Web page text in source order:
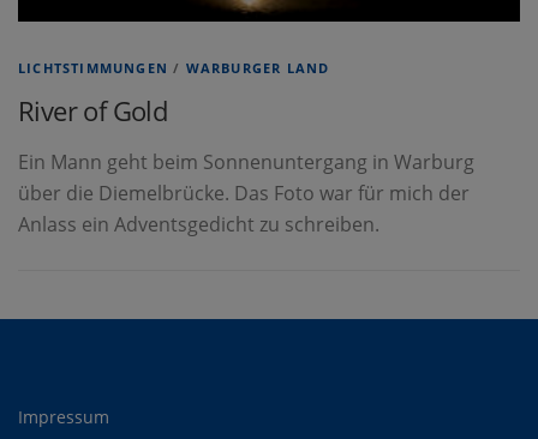
LICHTSTIMMUNGEN / WARBURGER LAND
River of Gold
Ein Mann geht beim Sonnenuntergang in Warburg
über die Diemelbrücke. Das Foto war für mich der
Anlass ein Adventsgedicht zu schreiben.
Impressum